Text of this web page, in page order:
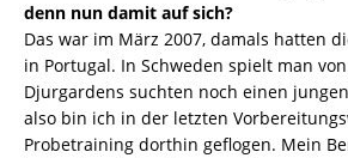
denn nun damit auf sich?
Das war im März 2007, damals hatten
in Portugal. In Schweden spielt man
Djurgardens suchten noch einen
also bin ich in der letzten
Probetraining dorthin geflogen. Mein